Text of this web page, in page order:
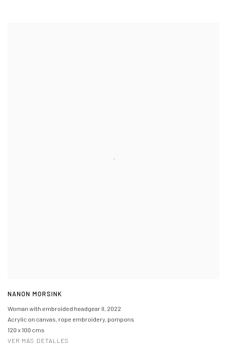
NANON MORSINK
Woman with embroided headgear II, 2022
Acrylic on canvas, rope embroidery, pompons
120 x 100 cms
VER MÁS DETALLES